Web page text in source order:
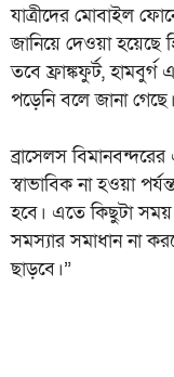
যাত্রীদের মোবাইল
জানিয়ে দেওয়া হয়েছে
তবে ফ্রাঙ্কফুর্ট,
পড়েনি বলে জানা গেছে।
ব্রাসেলস
স্বাভাবিক না হওয়া
হবে। এতে কিছুটা সময়
সমস্যার সমাধান না
ছাড়বে।”